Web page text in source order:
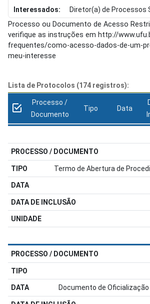
Interessados: Diretor(a) de Processos
Processo ou Documento de Acesso
verifique as instruções em http://
frequentes/como-acesso-dados-de-um-
meu-interesse
Lista de Protocolos (174 registros):
Processo /
Documento
Tipo Data
Termo de Abertura de
Documento de Oficialização